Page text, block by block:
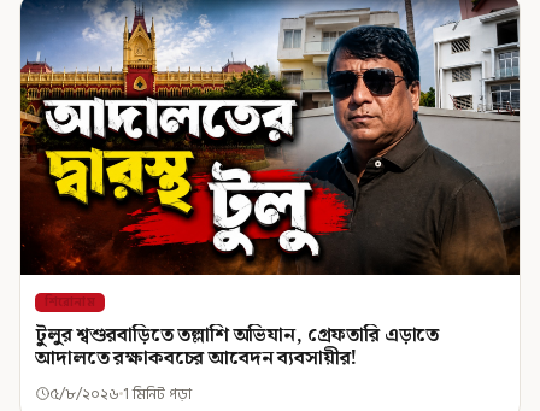
শিরোনাম
টুলুর শ্বশুরবাড়িতে তল্লাশি অভিযান, গ্রেফতারি এড়াতে
আদালতে রক্ষাকবচের আবেদন ব্যবসায়ীর!
৫/৮/২০২৬ 1 মিনিট পড়া